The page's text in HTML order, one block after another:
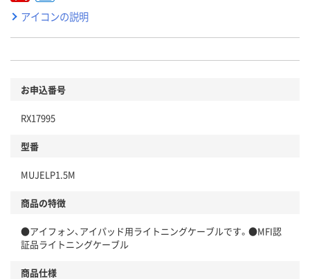
アイコンの説明
お申込番号
RX17995
型番
MUJELP1.5M
商品の特徴
●アイフォン、アイパッド用ライトニングケーブルです。●MFI認
証品ライトニングケーブル
商品仕様